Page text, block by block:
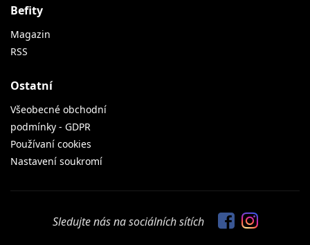
Befity
Magazin
RSS
Ostatní
Všeobecné obchodní
podmínky - GDPR
Používaní cookies
Nastavení soukromí
Sledujte nás na sociálních sítích